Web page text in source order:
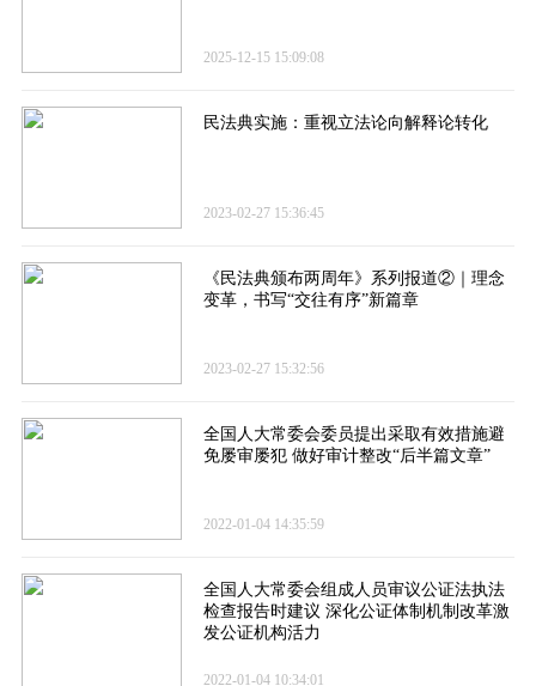
2025-12-15 15:09:08
民法典实施：重视立法论向解释论转化
2023-02-27 15:36:45
《民法典颁布两周年》系列报道②｜理念
变革，书写“交往有序”新篇章
2023-02-27 15:32:56
全国人大常委会委员提出采取有效措施避
免屡审屡犯 做好审计整改“后半篇文章”
2022-01-04 14:35:59
全国人大常委会组成人员审议公证法执法
检查报告时建议 深化公证体制机制改革激
发公证机构活力
2022-01-04 10:34:01